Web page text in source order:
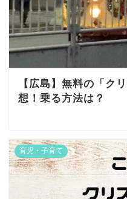
【広島】無料の「ク
想！乗る方法は？
育児・子育て